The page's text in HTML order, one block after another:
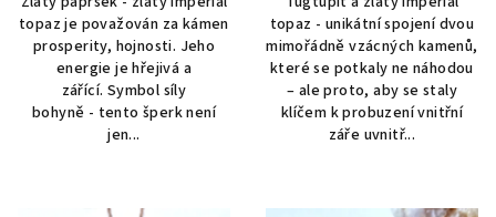
topaz je považován za kámen
prosperity, hojnosti. Jeho
energie je hřejivá a
zářící. Symbol síly
bohyně - tento šperk není
jen...
topaz - unikátní spojení dvou
mimořádně vzácných kamenů,
které se potkaly ne náhodou
– ale proto, aby se staly
klíčem k probuzení vnitřní
záře uvnitř...